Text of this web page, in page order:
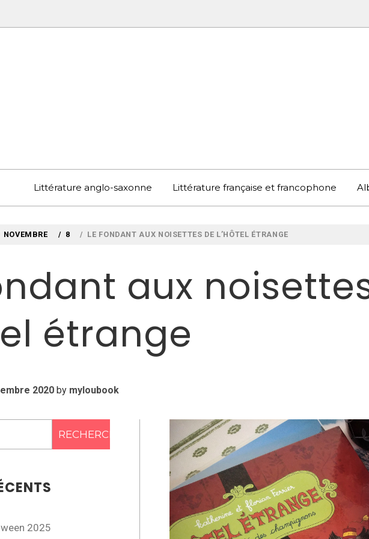
Littérature anglo-saxonne Littérature française et francophone
NOVEMBRE 8 LE FONDANT AUX NOISETTES DE L’HÔTEL ÉTRANGE
aux
étrange
2020by myloubook
2025